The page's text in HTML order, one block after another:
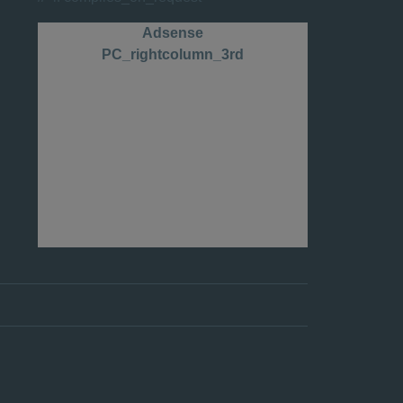
Adsense
PC_rightcolumn_3rd